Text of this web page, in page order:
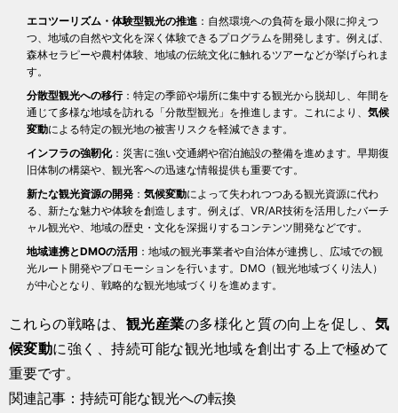
エコツーリズム・体験型観光の推進 ：自然環境への負荷を最小限に抑えつ
つ、地域の自然や文化を深く体験できるプログラムを開発します。例えば、
森林セラピーや農村体験、地域の伝統文化に触れるツアーなどが挙げられま
す。
分散型観光への移行：特定の季節や場所に集中する観光から脱却し、年間を
通じて多様な地域を訪れる「分散型観光」を推進します。これにより、 気候
変動による特定の観光地の被害リスクを軽減できます。
インフラの強靭化：災害に強い交通網や宿泊施設の整備を進めます。早期復
旧体制の構築や、観光客への迅速な情報提供も重要です。
新たな観光資源の開発 ： 気候変動によって失われつつある観光資源に代わ
る、新たな魅力や体験を創造します。例えば、VR/AR技術を活用したバーチ
ャル観光や、地域の歴史・文化を深掘りするコンテンツ開発などです。
地域連携とDMOの活用 ：地域の観光事業者や自治体が連携し、広域での観
光ルート開発やプロモーションを行います。DMO（観光地域づくり法人）
が中心となり、戦略的な観光地域づくりを進めます。
これらの戦略は、 観光産業の多様化と質の向上を促し、気
候変動に強く、持続可能な観光地域を創出する上で極めて
重要です。
関連記事：持続可能な観光への転換